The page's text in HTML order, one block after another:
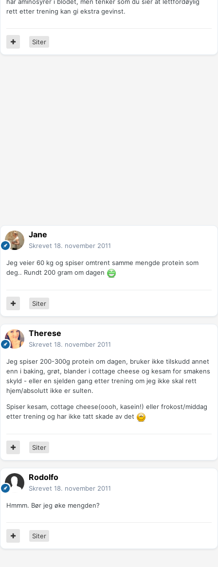
har aminosyrer i blodet, men tenker som du sier at lettfordøylig
rett etter trening kan gi ekstra gevinst.
Siter
Jane
Skrevet 18. november 2011
Jeg veier 60 kg og spiser omtrent samme mengde protein som
deg.. Rundt 200 gram om dagen
Siter
Therese
Skrevet 18. november 2011
Jeg spiser 200-300g protein om dagen, bruker ikke tilskudd annet
enn i baking, grøt, blander i cottage cheese og kesam for smakens
skyld - eller en sjelden gang etter trening om jeg ikke skal rett
hjem/absolutt ikke er sulten.
Spiser kesam, cottage cheese(oooh, kasein!) eller frokost/middag
etter trening og har ikke tatt skade av det
Siter
Rodolfo
Skrevet 18. november 2011
Hmmm. Bør jeg øke mengden?
Siter